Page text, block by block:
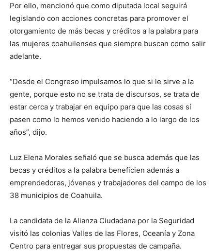
Por ello, mencionó que como diputada local seguirá
legislando con acciones concretas para promover el
otorgamiento de más becas y créditos a la palabra para
las mujeres coahuilenses que siempre buscan como salir
adelante.
“Desde el Congreso impulsamos lo que si le sirve a la
gente, porque esto no se trata de discursos, se trata de
estar cerca y trabajar en equipo para que las cosas sí
pasen como lo hemos venido haciendo a lo largo de los
años”, dijo.
Luz Elena Morales señaló que se busca además que las
becas y créditos a la palabra beneficien además a
emprendedoras, jóvenes y trabajadores del campo de los
38 municipios de Coahuila.
La candidata de la Alianza Ciudadana por la Seguridad
visitó las colonias Valles de las Flores, Oceanía y Zona
Centro para entregar sus propuestas de campaña.